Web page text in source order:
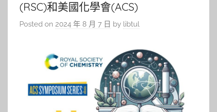
(RSC)和美國化學會(ACS)
Posted on 2024 年 8 月 7 日 by libtul